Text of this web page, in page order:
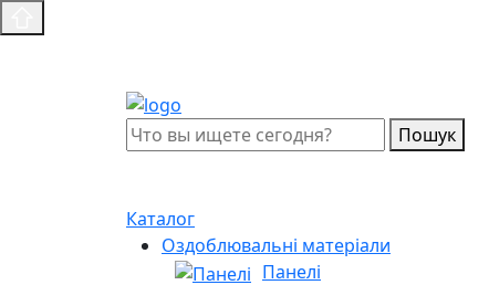
Пошук
Каталог
Оздоблювальні матеріали
Панелі